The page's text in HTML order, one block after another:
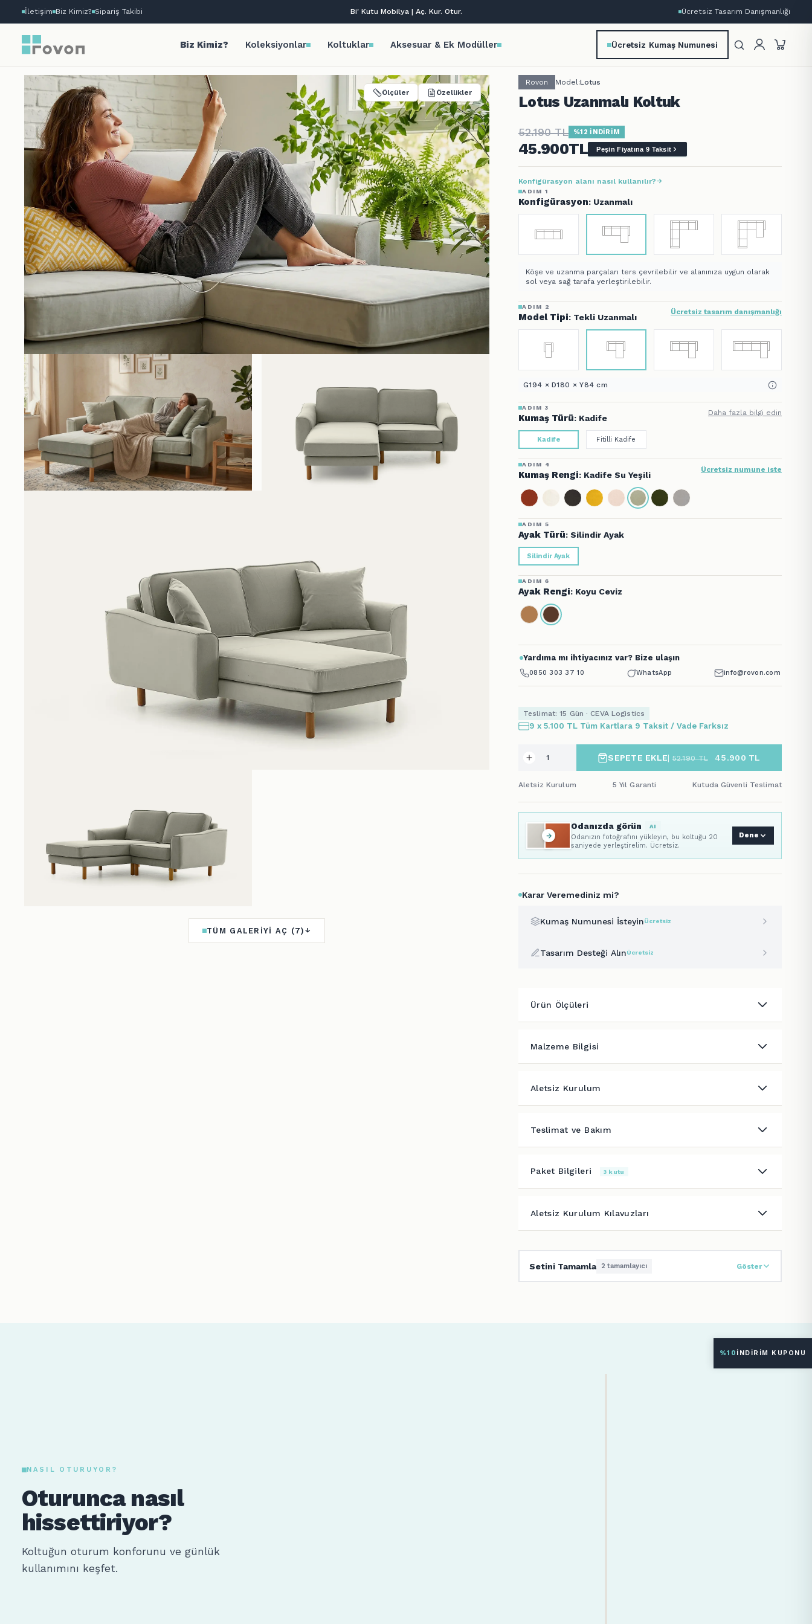
İletişim Biz Kimiz? Sipariş Takibi Tüm kredi kartlarına vade farksız 9 taksit! Ücretsiz Tasarım Danışmanlığı
Biz Kimiz? Koleksiyonlar Koltuklar Aksesuar & Ek Modüller Ücretsiz Kumaş Numunesi
Ölçüler Özellikler
TÜM GALERIYI AÇ (7)
Rovon Model:Lotus
Lotus Uzanmalı Koltuk
52.190TL %12 İNDİRİM
45.900TL Peşin Fiyatına 9 Taksit
Konfigürasyon alanı nasıl kullanılır?
ADIM 1
Konfigürasyon: Uzanmalı
Köşe ve uzanma parçaları ters çevrilebilir ve alanınıza uygun olarak
sol veya sağ tarafa yerleştirilebilir.
ADIM 2
Model Tipi: Tekli Uzanmalı
Ücretsiz tasarım danışmanlığı
G194 × D180 × Y84 cm
ADIM 3
Kumaş Türü: Kadife
Daha fazla bilgi edin
Kadife Fitilli Kadife
ADIM 4
Kumaş Rengi: Kadife Su Yeşili
Ücretsiz numune iste
ADIM 5
Ayak Türü: Silindir Ayak
Silindir Ayak
ADIM 6
Ayak Rengi: Koyu Ceviz
Yardıma mı ihtiyacınız var? Bize ulaşın
0850 303 37 10 WhatsApp info@rovon.com
Teslimat: 15 Gün · CEVA Logistics
9 x 5.100 TL Tüm Kartlara 9 Taksit / Vade Farksız
SEPETE EKLE| 52.190TL 45.900 TL
Aletsiz Kurulum 5 Yıl Garanti Kutuda Güvenli Teslimat
Odanızda görün AI
Odanızın fotoğrafını yükleyin, bu koltuğu 20
saniyede yerleştirelim. Ücretsiz.
Dene
Karar Veremediniz mi?
Kumaş Numunesi İsteyinÜcretsiz
Tasarım Desteği AlınÜcretsiz
Ürün Ölçüleri
Malzeme Bilgisi
Aletsiz Kurulum
Teslimat ve Bakım
Paket Bilgileri 3 kutu
Aletsiz Kurulum Kılavuzları
Setini Tamamla 2 tamamlayıcı Göster
NASIL OTURUYOR?
Oturunca nasıl
hissettiriyor?
Koltuğun oturum konforunu ve günlük
kullanımını keşfet.